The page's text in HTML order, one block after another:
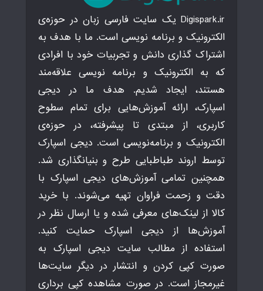
Digispark.ir یک سایت فارسی زبان در حوزه‌ی
الکترونیک و برنامه نویسی است. ما با هدف به
اشتراک گذاری دانش و تجربیات خود با افرادی
که به الکترونیک و برنامه نویسی علاقه‌مند
هستند، ایجاد شدیم. هدف ما در دیجی
اسپارک، ارائه آموزش‌هایی برای تمام سطوح
کاربری، از مبتدی تا پیشرفته، در حوزه‌ی
الکترونیک و برنامه‌نویسی است. دیجی اسپارک
توسط اروند طباطبایی طرح و بنیانگذاری شد.
همچنین تمامی آموزش‌های دیجی اسپارک با
دقت و زحمت فراوان تهیه می‌شوند. با خرید
کالا از لینک‌های معرفی شده و یا ارسال نظر در
آموزش‌ها از دیجی اسپارک حمایت کنید.
استفاده از مطالب سایت دیجی اسپارک به
صورت کپی کردن و انتشار در دیگر سایت‌ها
غیرمجاز است. در صورت مشاهده کپی برداری